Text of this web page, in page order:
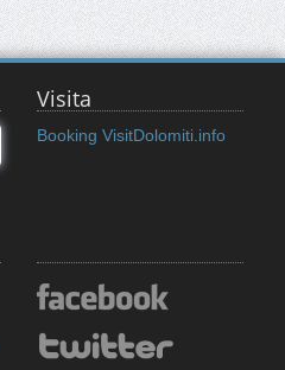
Visita
Booking VisitDolomiti.info